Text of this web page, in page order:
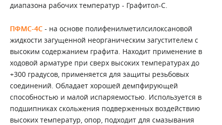
диапазона рабочих температур - Графитол-С.
ПФМС-4С - на основе полифенилметилсилоксановой
жидкости загущенной неорганическим загустителем с
высоким содержанием графита. Находит применение в
ходовой арматуре при сверх высоких температурах до
+300 градусов, применяется для защиты резьбовых
соединений. Обладает хорошей демпфирующей
способностью и малой испаряемостью. Используется в
подшипниках скольжения подверженных воздействию
высоких температур, опор, подходит для смазывания